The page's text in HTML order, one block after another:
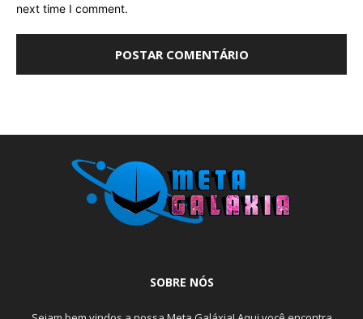
next time I comment.
SOBRE NÓS